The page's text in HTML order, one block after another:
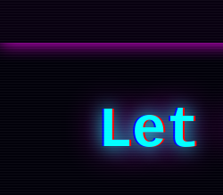
Let